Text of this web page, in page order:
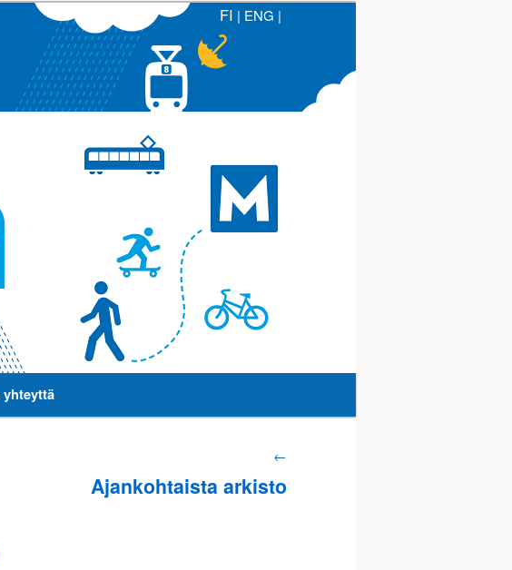
FI | ENG |
yhteyttä
selaus
←
Ajankohtaista arkisto